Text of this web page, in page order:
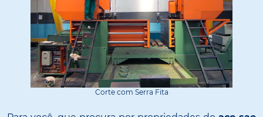
Corte com Serra Fita